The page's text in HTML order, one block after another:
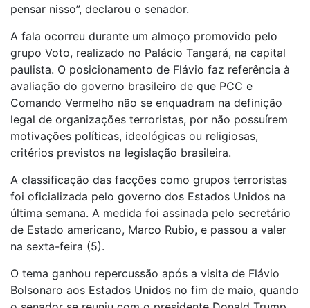
pensar nisso”, declarou o senador.
A fala ocorreu durante um almoço promovido pelo
grupo Voto, realizado no Palácio Tangará, na capital
paulista. O posicionamento de Flávio faz referência à
avaliação do governo brasileiro de que PCC e
Comando Vermelho não se enquadram na definição
legal de organizações terroristas, por não possuírem
motivações políticas, ideológicas ou religiosas,
critérios previstos na legislação brasileira.
A classificação das facções como grupos terroristas
foi oficializada pelo governo dos Estados Unidos na
última semana. A medida foi assinada pelo secretário
de Estado americano, Marco Rubio, e passou a valer
na sexta-feira (5).
O tema ganhou repercussão após a visita de Flávio
Bolsonaro aos Estados Unidos no fim de maio, quando